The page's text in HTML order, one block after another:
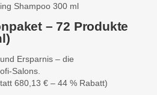
Shampoo 300 ml
– 72 Produkte
Ersparnis – die
Salons.
680,13 € – 44 % Rabatt)